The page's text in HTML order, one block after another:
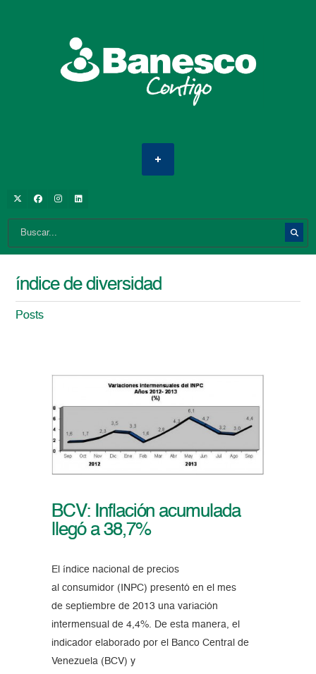
índice de diversidad
Posts
BCV: Inflación acumulada
llegó a 38,7%
El índice nacional de precios
al consumidor (INPC) presentó en el mes
de septiembre de 2013 una variación
intermensual de 4,4%. De esta manera, el
indicador elaborado por el Banco Central de
Venezuela (BCV) y